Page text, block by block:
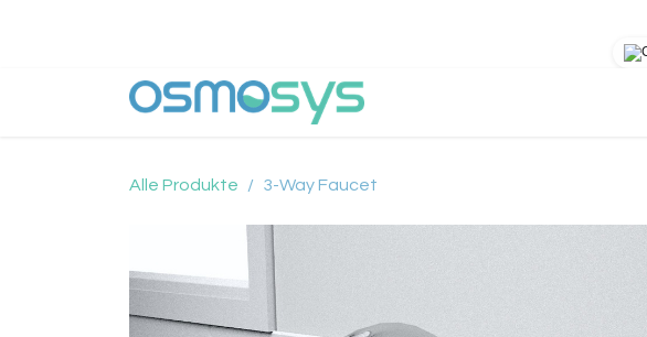
Zum Inhalt springen
Alle Produkte 3-Way Faucet